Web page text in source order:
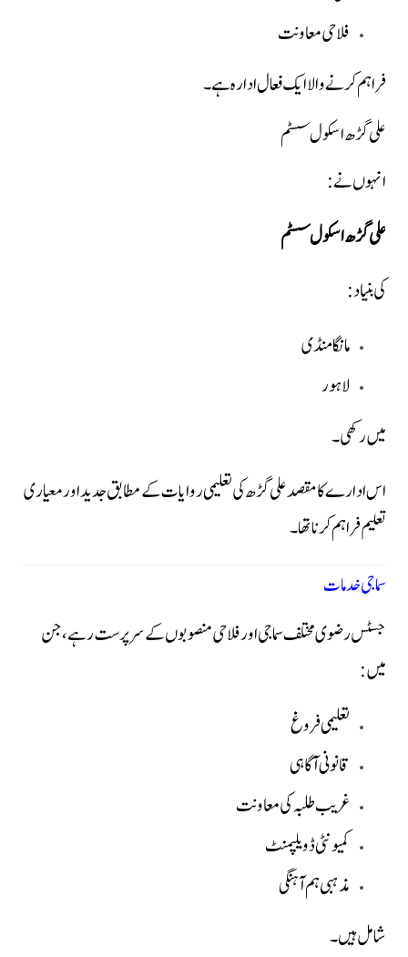
فلاحی معاونت
فراہم کرنے والا ایک فعال ادارہ ہے۔
علی گڑھ اسکول سسٹم
انہوں نے:
علی گڑھ اسکول سسٹم
کی بنیاد:
مانگا منڈی
لاہور
میں رکھی۔
اس ادارے کا مقصد علی گڑھ کی تعلیمی روایات کے مطابق جدید اور معیاری
تعلیم فراہم کرنا تھا۔
سماجی خدمات
جسٹس رضوی مختلف سماجی اور فلاحی منصوبوں کے سرپرست رہے، جن
میں:
تعلیمی فروغ
قانونی آگاہی
غریب طلبہ کی معاونت
کمیونٹی ڈویلپمنٹ
مذہبی ہم آہنگی
شامل ہیں۔